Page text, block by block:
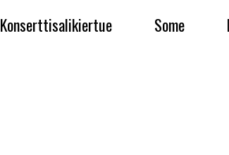
Konserttisalikiertue Some